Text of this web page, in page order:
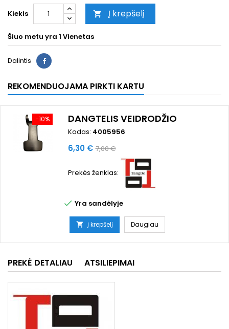
Kiekis
 Į krepšelį
Šiuo metu yra 1 Vienetas
Dalintis
REKOMENDUOJAMA PIRKTI KARTU
−10% DANGTELIS VEIDRODŽIO
Kodas: 4005956
Kaina
6,30 € Bazinė
7,00 €
Prekės ženklas:
 Yra sandėlyje
 Į krepšelį Daugiau
PREKĖ DETALIAU ATSILIEPIMAI